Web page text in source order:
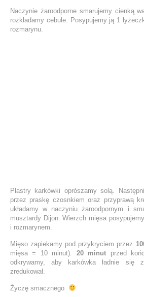
Naczynie żaroodporne smarujemy cienką
rozkładamy cebule. Posypujemy ją 1
rozmarynu.
Plastry karkówki oprószamy solą.
przez praskę czosnkiem oraz przyprawą
układamy w naczyniu żaroodpornym i
musztardy Dijon. Wierzch mięsa
i rozmarynem.
Mięso zapiekamy pod przykryciem przez
mięsa = 10 minut). 20 minut przed
odkrywamy, aby karkówka ładnie się
zredukował.
Życzę smacznego